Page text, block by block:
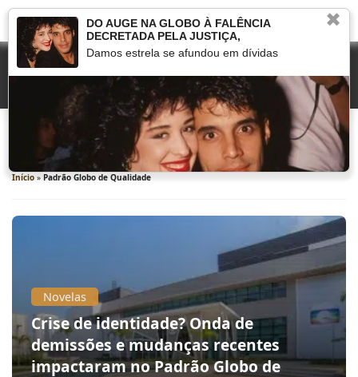
Padrão Globo de Qualidade
Início » Padrão Globo de Qualidade
Novelas
Crise de identidade? Onda de
demissões e mudanças recentes
impactaram no Padrão Globo de
✖
DO AUGE NA GLOBO À FALÊNCIA
DECRETADA PELA JUSTIÇA,
Damos estrela se afundou em dívidas